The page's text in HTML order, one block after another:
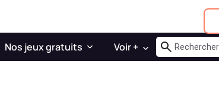
Nos jeux gratuits Voir +